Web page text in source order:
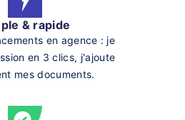
& rapide
en agence : je
en 3 clics, j'ajoute
mes documents.